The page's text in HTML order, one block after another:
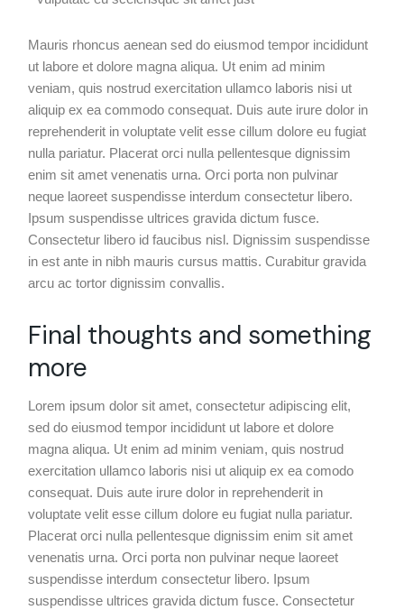
Mauris rhoncus aenean sed do eiusmod tempor incididunt
ut labore et dolore magna aliqua. Ut enim ad minim
veniam, quis nostrud exercitation ullamco laboris nisi ut
aliquip ex ea commodo consequat. Duis aute irure dolor in
reprehenderit in voluptate velit esse cillum dolore eu fugiat
nulla pariatur. Placerat orci nulla pellentesque dignissim
enim sit amet venenatis urna. Orci porta non pulvinar
neque laoreet suspendisse interdum consectetur libero.
Ipsum suspendisse ultrices gravida dictum fusce.
Consectetur libero id faucibus nisl. Dignissim suspendisse
in est ante in nibh mauris cursus mattis. Curabitur gravida
arcu ac tortor dignissim convallis.
Final thoughts and something
more
Lorem ipsum dolor sit amet, consectetur adipiscing elit,
sed do eiusmod tempor incididunt ut labore et dolore
magna aliqua. Ut enim ad minim veniam, quis nostrud
exercitation ullamco laboris nisi ut aliquip ex ea comodo
consequat. Duis aute irure dolor in reprehenderit in
voluptate velit esse cillum dolore eu fugiat nulla pariatur.
Placerat orci nulla pellentesque dignissim enim sit amet
venenatis urna. Orci porta non pulvinar neque laoreet
suspendisse interdum consectetur libero. Ipsum
suspendisse ultrices gravida dictum fusce. Consectetur